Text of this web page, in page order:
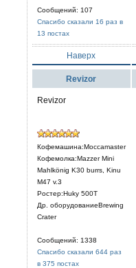
Сообщений: 107
Спасибо сказали 16 раз в
13 постах
Наверх
Revizor
Revizor
Кофемашина:Moccamaster
Кофемолка:Mazzer Mini
Mahlkönig K30 burrs, Kinu
M47 v.3
Ростер:Huky 500T
Др. оборудованиеBrewing
Crater
Сообщений: 1338
Спасибо сказали 644 раз
в 375 постах